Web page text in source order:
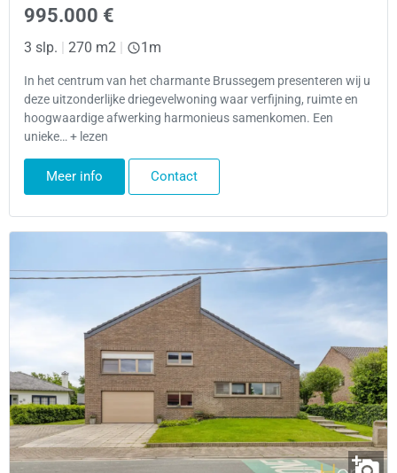
995.000 €
3 slp. 270 m2 1m
In het centrum van het charmante Brussegem presenteren wij u
deze uitzonderlijke driegevelwoning waar verfijning, ruimte en
hoogwaardige afwerking harmonieus samenkomen. Een
unieke… + lezen
Meer info Contact